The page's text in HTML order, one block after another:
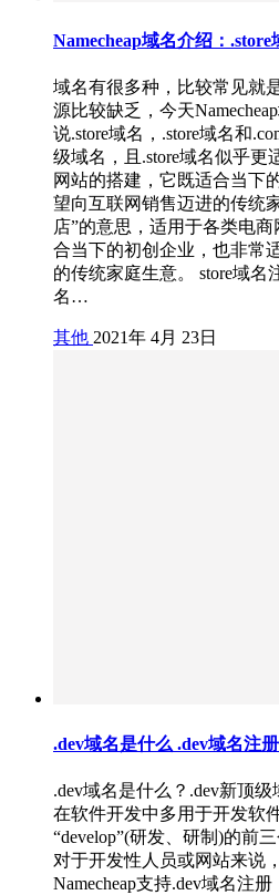
Namecheap域名介绍：.store
域名有很多种，比较常见就
源比较缺乏，今天
说.store域名，.store域名和
级域名，且.store域名似乎
网站的搭建，它既适合当下
望向互联网销售迈进的传统
店”的意思，适用于各类电
合当下的初创企业，也非常
的传统家庭生意。 store域
名…
其他 2021年 4月 23日
.dev域名是什么 .dev域名注
.dev域名是什么？.dev新顶
在软件开发中多用于开发软
“develop”(研发、研制)的前
对于开发性人员或网站来说
Namecheap支持.dev域名注